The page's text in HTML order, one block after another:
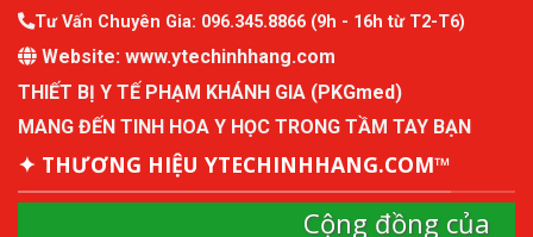
Tư Vấn Chuyên Gia: 096.345.8866 (9h - 16h từ T2-T6)
Website: www.ytechinhhang.com
THIẾT BỊ Y TẾ PHẠM KHÁNH GIA (PKGmed)
MANG ĐẾN TINH HOA Y HỌC TRONG TẦM TAY BẠN
✦ THƯƠNG HIỆU YTECHINHHANG.COM™
Cộng đồng của